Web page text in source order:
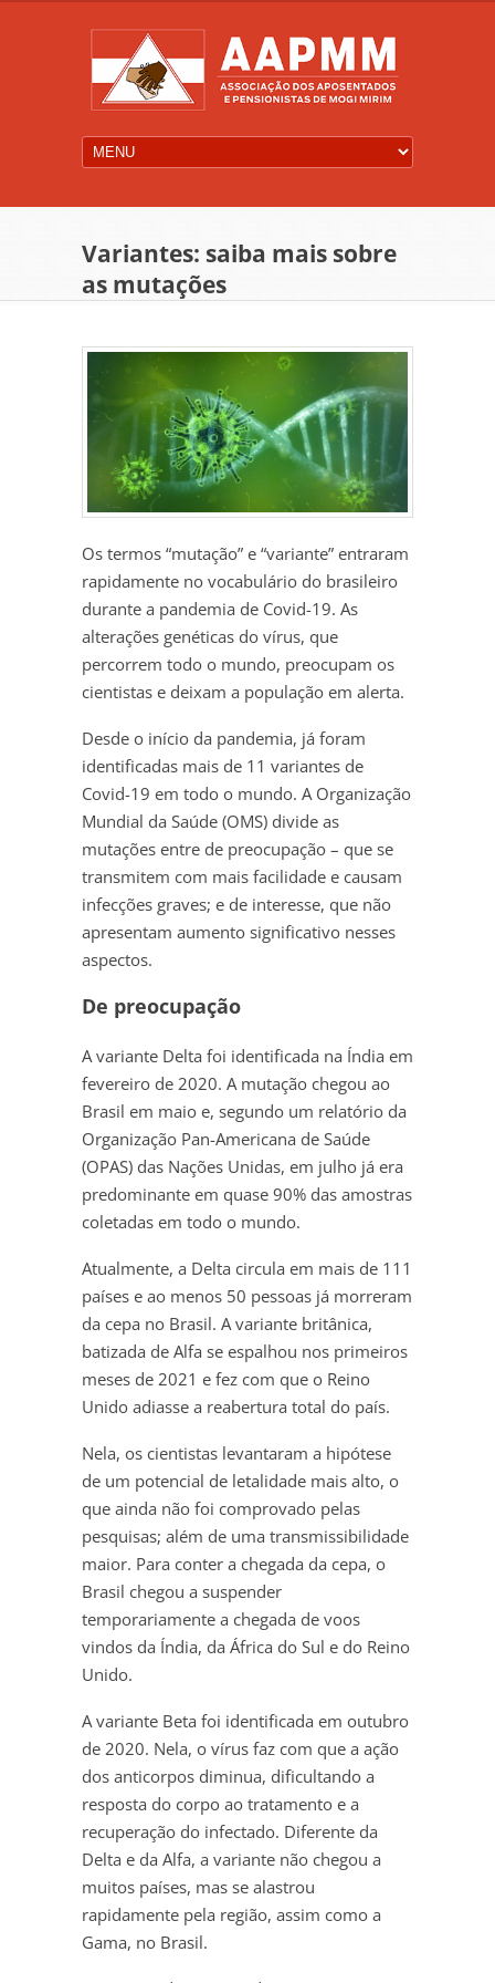
Variantes: saiba mais sobre
as mutações
Os termos “mutação” e “variante” entraram
rapidamente no vocabulário do brasileiro
durante a pandemia de Covid-19. As
alterações genéticas do vírus, que
percorrem todo o mundo, preocupam os
cientistas e deixam a população em alerta.
Desde o início da pandemia, já foram
identificadas mais de 11 variantes de
Covid-19 em todo o mundo. A Organização
Mundial da Saúde (OMS) divide as
mutações entre de preocupação – que se
transmitem com mais facilidade e causam
infecções graves; e de interesse, que não
apresentam aumento significativo nesses
aspectos.
De preocupação
A variante Delta foi identificada na Índia em
fevereiro de 2020. A mutação chegou ao
Brasil em maio e, segundo um relatório da
Organização Pan-Americana de Saúde
(OPAS) das Nações Unidas, em julho já era
predominante em quase 90% das amostras
coletadas em todo o mundo.
Atualmente, a Delta circula em mais de 111
países e ao menos 50 pessoas já morreram
da cepa no Brasil. A variante britânica,
batizada de Alfa se espalhou nos primeiros
meses de 2021 e fez com que o Reino
Unido adiasse a reabertura total do país.
Nela, os cientistas levantaram a hipótese
de um potencial de letalidade mais alto, o
que ainda não foi comprovado pelas
pesquisas; além de uma transmissibilidade
maior. Para conter a chegada da cepa, o
Brasil chegou a suspender
temporariamente a chegada de voos
vindos da Índia, da África do Sul e do Reino
Unido.
A variante Beta foi identificada em outubro
de 2020. Nela, o vírus faz com que a ação
dos anticorpos diminua, dificultando a
resposta do corpo ao tratamento e a
recuperação do infectado. Diferente da
Delta e da Alfa, a variante não chegou a
muitos países, mas se alastrou
rapidamente pela região, assim como a
Gama, no Brasil.